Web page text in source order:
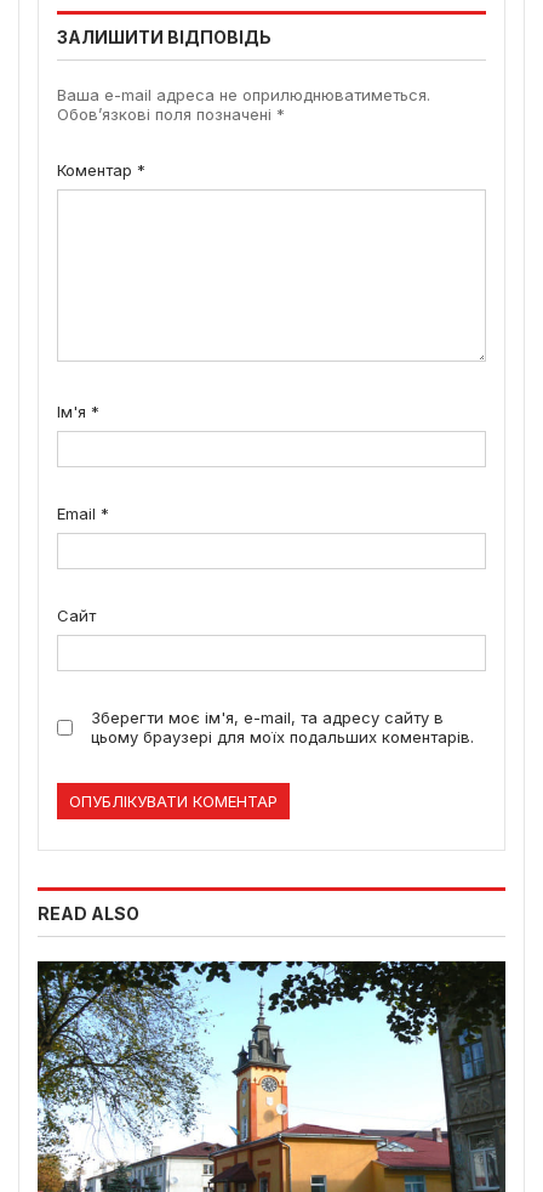
ЗАЛИШИТИ ВІДПОВІДЬ
Ваша e-mail адреса не оприлюднюватиметься.
Обов’язкові поля позначені *
Коментар *
Ім'я *
Email *
Сайт
Зберегти моє ім'я, e-mail, та адресу сайту в
цьому браузері для моїх подальших коментарів.
READ ALSO